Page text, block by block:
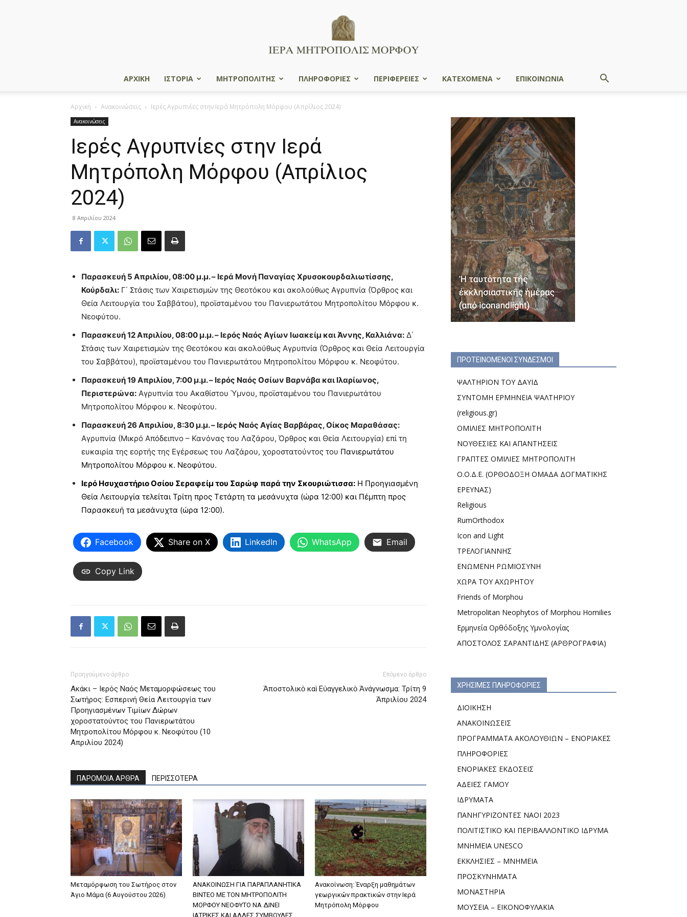
ΑΡΧΙΚΗ ΙΣΤΟΡΙΑ ΜΗΤΡΟΠΟΛΙΤΗΣ ΠΛΗΡΟΦΟΡΙΕΣ ΠΕΡΙΦΕΡΕΙΕΣ ΚΑΤΕΧΟΜΕΝΑ ΕΠΙΚΟΙΝΩΝΙΑ
Αρχική Ανακοινώσεις Ιερές Αγρυπνίες στην Ιερά Μητρόπολη Μόρφου (Απρίλιος 2024)
Ανακοινώσεις
Ιερές Αγρυπνίες στην Ιερά
Μητρόπολη Μόρφου (Απρίλιος
2024)
8 Απριλίου 2024
Παρασκευή 5 Απριλίου, 08:00 μ.μ. – Ιερά Μονή Παναγίας Χρυσοκουρδαλιωτίσσης,
Κούρδαλι: Γ΄ Στάσις των Χαιρετισμών της Θεοτόκου και ακολούθως Αγρυπνία (Όρθρος και
Θεία Λειτουργία του Σαββάτου), προϊσταμένου του Πανιερωτάτου Μητροπολίτου Μόρφου κ.
Νεοφύτου.
Παρασκευή 12 Απριλίου, 08:00 μ.μ. – Ιερός Ναός Αγίων Ιωακείμ και Άννης, Καλλιάνα: Δ΄
Στάσις των Χαιρετισμών της Θεοτόκου και ακολούθως Αγρυπνία (Όρθρος και Θεία Λειτουργία
του Σαββάτου), προϊσταμένου του Πανιερωτάτου Μητροπολίτου Μόρφου κ. Νεοφύτου.
Παρασκευή 19 Απριλίου, 7:00 μ.μ. – Ιερός Ναός Οσίων Βαρνάβα και Ιλαρίωνος,
Περιστερώνα: Αγρυπνία του Ακαθίστου Ύμνου, προϊσταμένου του Πανιερωτάτου
Μητροπολίτου Μόρφου κ. Νεοφύτου.
Παρασκευή 26 Απριλίου, 8:30 μ.μ. – Ιερός Ναός Αγίας Βαρβάρας, Οίκος Μαραθάσας:
Αγρυπνία (Μικρό Απόδειπνο – Κανόνας του Λαζάρου, Όρθρος και Θεία Λειτουργία) επί τη
ευκαιρία της εορτής της Εγέρσεως του Λαζάρου, χοροστατούντος του Πανιερωτάτου
Μητροπολίτου Μόρφου κ. Νεοφύτου.
Ιερό Ησυχαστήριο Οσίου Σεραφείμ του Σαρώφ παρά την Σκουριώτισσα: Η Προηγιασμένη
Θεία Λειτουργία τελείται Τρίτη προς Τετάρτη τα μεσάνυχτα (ώρα 12:00) και Πέμπτη προς
Παρασκευή τα μεσάνυχτα (ώρα 12:00).
Facebook Share on X LinkedIn WhatsApp Email
Copy Link
Προηγούμενο άρθρο
Ακάκι – Ιερός Ναός Μεταμορφώσεως του
Σωτήρος: Εσπερινή Θεία Λειτουργία των
Προηγιασμένων Τιμίων Δώρων
χοροστατούντος του Πανιερωτάτου
Μητροπολίτου Μόρφου κ. Νεοφύτου (10
Απριλίου 2024)
Επόμενο άρθρο
Ἀποστολικὸ καὶ Εὐαγγελικὸ Ἀνάγνωσμα: Τρίτη 9
Ἀπριλίου 2024
ΠΑΡΟΜΟΙΑ ΑΡΘΡΑ ΠΕΡΙΣΣΟΤΕΡΑ
Μεταμόρφωση του Σωτήρος στον
Άγιο Μάμα (6 Αυγούστου 2026)
ΑΝΑΚΟΙΝΩΣΗ ΓΙΑ ΠΑΡΑΠΛΑΝΗΤΙΚΑ
ΒΙΝΤΕΟ ΜΕ ΤΟΝ ΜΗΤΡΟΠΟΛΙΤΗ
ΜΟΡΦΟΥ ΝΕΟΦΥΤΟ ΝΑ ΔΙΝΕΙ
ΙΑΤΡΙΚΕΣ ΚΑΙ ΑΛΛΕΣ ΣΥΜΒΟΥΛΕΣ
Ανακοίνωση: Έναρξη μαθημάτων
γεωργικών πρακτικών στην Ιερά
Μητρόπολη Μόρφου
ΠΡΟΤΕΙΝΟΜΕΝΟΙ ΣΥΝΔΕΣΜΟΙ
ΨΑΛΤΗΡΙΟΝ ΤΟΥ ΔΑΥΙΔ
ΣΥΝΤΟΜΗ ΕΡΜΗΝΕΙΑ ΨΑΛΤΗΡΙΟΥ
(religious.gr)
ΟΜΙΛΙΕΣ ΜΗΤΡΟΠΟΛΙΤΗ
ΝΟΥΘΕΣΙΕΣ ΚΑΙ ΑΠΑΝΤΗΣΕΙΣ
ΓΡΑΠΤΕΣ ΟΜΙΛΙΕΣ ΜΗΤΡΟΠΟΛΙΤΗ
Ο.Ο.Δ.Ε. (ΟΡΘΟΔΟΞΗ ΟΜΑΔΑ ΔΟΓΜΑΤΙΚΗΣ
ΕΡΕΥΝΑΣ)
Religious
RumOrthodox
Icon and Light
ΤΡΕΛΟΓΙΑΝΝΗΣ
ΕΝΩΜΕΝΗ ΡΩΜΙΟΣΥΝΗ
ΧΩΡΑ ΤΟΥ ΑΧΩΡΗΤΟΥ
Friends of Morphou
Metropolitan Neophytos of Morphou Homilies
Ερμηνεία Ορθόδοξης Υμνολογίας
ΑΠΟΣΤΟΛΟΣ ΣΑΡΑΝΤΙΔΗΣ (ΑΡΘΡΟΓΡΑΦΙΑ)
ΧΡΗΣΙΜΕΣ ΠΛΗΡΟΦΟΡΙΕΣ
ΔΙΟΙΚΗΣΗ
ΑΝΑΚΟΙΝΩΣΕΙΣ
ΠΡΟΓΡΑΜΜΑΤΑ ΑΚΟΛΟΥΘΙΩΝ – ΕΝΟΡΙΑΚΕΣ
ΠΛΗΡΟΦΟΡΙΕΣ
ΕΝΟΡΙΑΚΕΣ ΕΚΔΟΣΕΙΣ
ΑΔΕΙΕΣ ΓΑΜΟΥ
ΙΔΡΥΜΑΤΑ
ΠΑΝΗΓΥΡΙΖΟΝΤΕΣ ΝΑΟΙ 2023
ΠΟΛΙΤΙΣΤΙΚΟ ΚΑΙ ΠΕΡΙΒΑΛΛΟΝΤΙΚΟ ΙΔΡΥΜΑ
ΜΝΗΜΕΙΑ UNESCO
ΕΚΚΛΗΣΙΕΣ – ΜΝΗΜΕΙΑ
ΠΡΟΣΚΥΝΗΜΑΤΑ
ΜΟΝΑΣΤΗΡΙΑ
ΜΟΥΣΕΙΑ – ΕΙΚΟΝΟΦΥΛΑΚΙΑ